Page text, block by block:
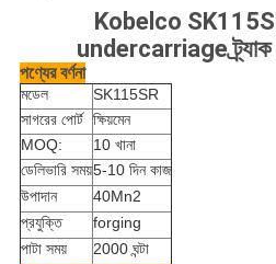
Kobelco SK115SR
undercarriage ট্র্যাক
পণ্যের বর্ণনা
মডেল
SK115SR
সাগরের পোর্ট ক্ষিয়মেন
MOQ:
10 খানা
ডেলিভারি সময়5-10 দিন কাজ
উপাদান
40Mn2
প্রযুক্তি
forging
পাটা সময়
2000 ঘন্টা